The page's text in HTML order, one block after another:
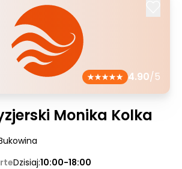
4.90/5
Monika Kolka
Dzisiaj:10:00-18:00